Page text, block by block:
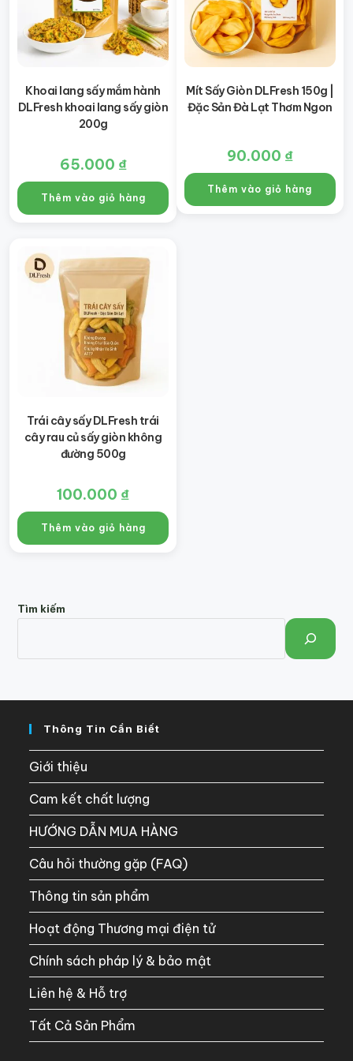
Khoai lang sấy mắm hành
DLFresh khoai lang sấy giòn
200g
65.000 ₫
Thêm vào giỏ hàng
Mít Sấy Giòn DLFresh 150g |
Đặc Sản Đà Lạt Thơm Ngon
90.000 ₫
Thêm vào giỏ hàng
Trái cây sấy DLFresh trái
cây rau củ sấy giòn không
đường 500g
100.000 ₫
Thêm vào giỏ hàng
Tìm kiếm
Thông Tin Cần Biết
Giới thiệu
Cam kết chất lượng
HƯỚNG DẪN MUA HÀNG
Câu hỏi thường gặp (FAQ)
Thông tin sản phẩm
Hoạt động Thương mại điện tử
Chính sách pháp lý & bảo mật
Liên hệ & Hỗ trợ
Tất Cả Sản Phẩm